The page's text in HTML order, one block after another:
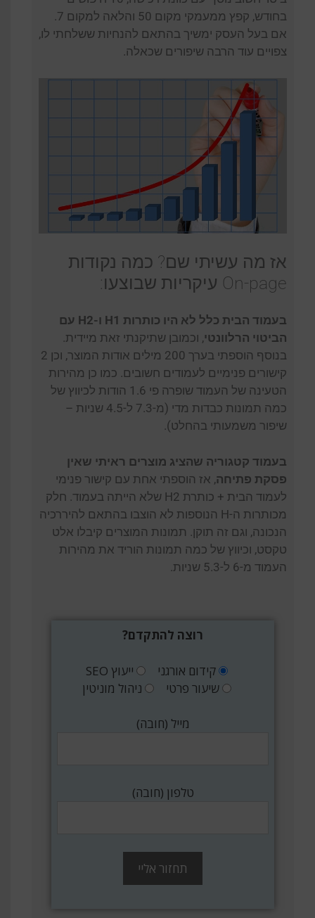
בחודש, קפץ ממעמקי מקום 50 והלאה למקום 7.
אם בעל העסק ימשיך בהתאם להנחיות ששלחתי לו,
צפויים עוד הרבה שיפורים שכאלה.
אז מה עשיתי שם? כמה נקודות
On-page עיקריות שבוצעו:
בעמוד הבית כלל לא היו כותרות H1 ו-H2 עם
הביטוי הרלוונטי, וכמובן שתיקנתי זאת מיידית.
בנוסף הוספתי בערך 200 מילים אודות המוצר, וכן 2
קישורים פנימיים לעמודים חשובים. כמו כן מהירות
הטעינה של העמוד שופרה פי 1.6 הודות לכיווץ של
כמה תמונות כבדות מדי (מ-7.3 ל-4.5 שניות –
שיפור משמעותי בהחלט).
בעמוד קטגוריה שהציג מוצרים ראיתי שאין
פסקת פתיחה, אז הוספתי אחת עם קישור פנימי
לעמוד הבית + כותרת H2 שלא הייתה בעמוד. חלק
מכותרות ה-H הנוספות לא הוצבו בהתאם להיררכיה
הנכונה, וגם זה תוקן. תמונות המוצרים קיבלו אלט
טקסט, וכיווץ של כמה תמונות הוריד את מהירות
העמוד מ-6 ל-5.3 שניות.
רוצה להתקדם?
קידום אורגני
ייעוץ SEO
שיעור פרטי
ניהול מוניטין
מייל (חובה)
טלפון (חובה)